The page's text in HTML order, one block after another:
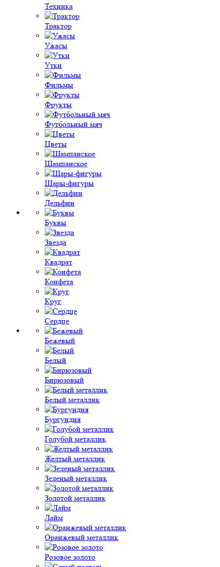
Техника
Трактор
Ужасы
Утки
Фильмы
Фрукты
Футбольный мяч
Цветы
Шампанское
Шары-фигуры
Дельфин
Буквы
Звезда
Квадрат
Конфета
Круг
Сердце
Бежевый
Белый
Бирюзовый
Белый металлик
Бургундия
Голубой металлик
Желтый металлик
Зеленый металлик
Золотой металлик
Лайм
Оранжевый металлик
Розовое золото